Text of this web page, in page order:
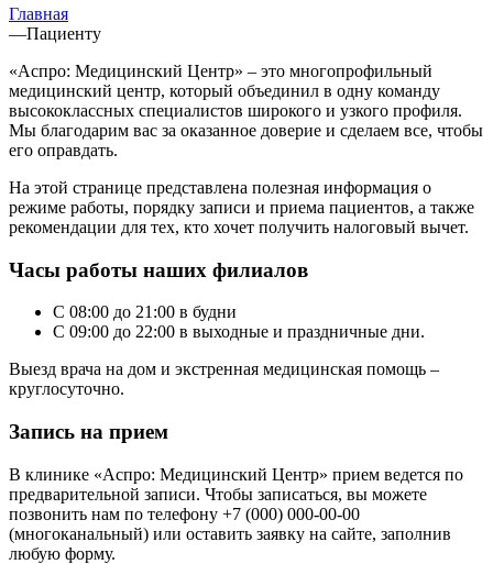
Главная
—Пациенту
«Аспро: Медицинский Центр» – это многопрофильный
медицинский центр, который объединил в одну команду
высококлассных специалистов широкого и узкого профиля.
Мы благодарим вас за оказанное доверие и сделаем все, чтобы
его оправдать.
На этой странице представлена полезная информация о
режиме работы, порядку записи и приема пациентов, а также
рекомендации для тех, кто хочет получить налоговый вычет.
Часы работы наших филиалов
С 08:00 до 21:00 в будни
С 09:00 до 22:00 в выходные и праздничные дни.
Выезд врача на дом и экстренная медицинская помощь –
круглосуточно.
Запись на прием
В клинике «Аспро: Медицинский Центр» прием ведется по
предварительной записи. Чтобы записаться, вы можете
позвонить нам по телефону +7 (000) 000-00-00
(многоканальный) или оставить заявку на сайте, заполнив
любую форму.